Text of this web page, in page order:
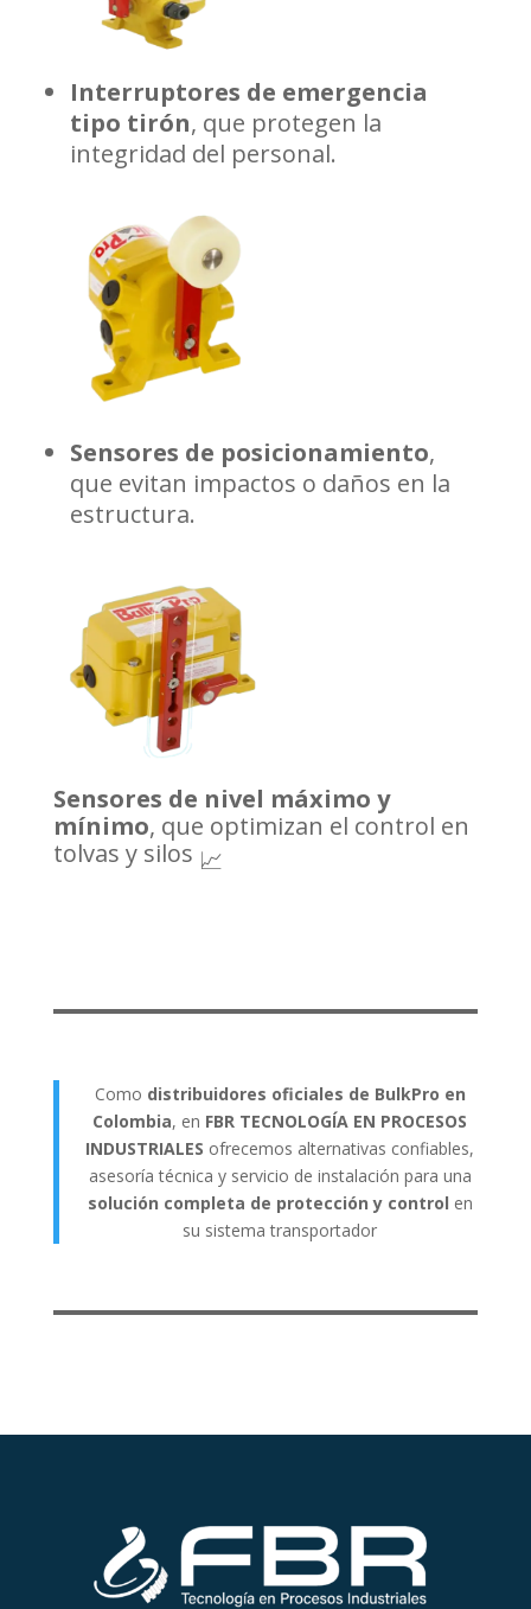
Interruptores de emergencia
tipo tirón, que protegen la
integridad del personal.
Sensores de posicionamiento,
que evitan impactos o daños en la
estructura.
Sensores de nivel máximo y
mínimo, que optimizan el control en
tolvas y silos 📈
Como distribuidores oficiales de BulkPro en
Colombia, en FBR TECNOLOGÍA EN PROCESOS
INDUSTRIALES ofrecemos alternativas confiables,
asesoría técnica y servicio de instalación para una
solución completa de protección y control en
su sistema transportador